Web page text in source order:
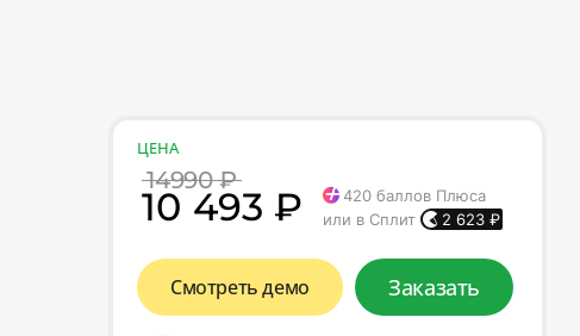
ЦЕНА
14990 ₽
10 493 ₽ 420баллов Плюса
или в Сплит
2 623₽
Смотреть демо Заказать